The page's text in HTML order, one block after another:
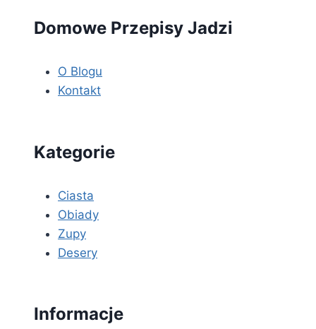
Domowe Przepisy Jadzi
O Blogu
Kontakt
Kategorie
Ciasta
Obiady
Zupy
Desery
Informacje